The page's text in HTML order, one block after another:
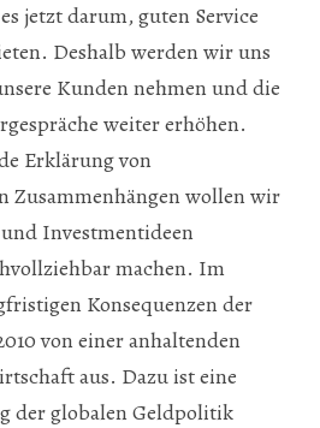
jetzt darum, guten Service
Deshalb werden wir uns
Kunden nehmen und die
weiter erhöhen.
Erklärung von
Zusammenhängen wollen wir
Investmentideen
machen. Im
Konsequenzen der
von einer anhaltenden
aus. Dazu ist eine
der globalen Geldpolitik